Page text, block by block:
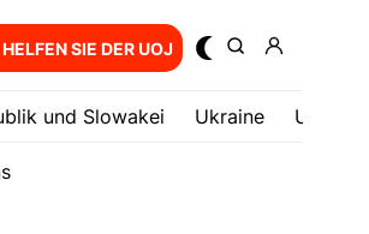
HELFEN SIE DER UOJ
und Slowakei Ukrainе USA